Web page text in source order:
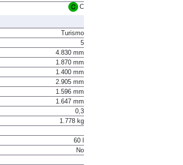
Euro 6
Turismo
5
4.830 mm
1.870 mm
1.400 mm
2.905 mm
1.596 mm
1.647 mm
0,3
60 l